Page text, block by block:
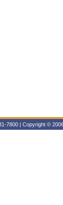
7800 | Copyright ©